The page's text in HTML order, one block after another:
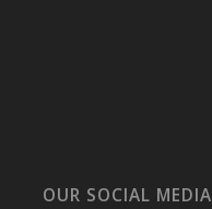
OUR SOCIAL MEDIA